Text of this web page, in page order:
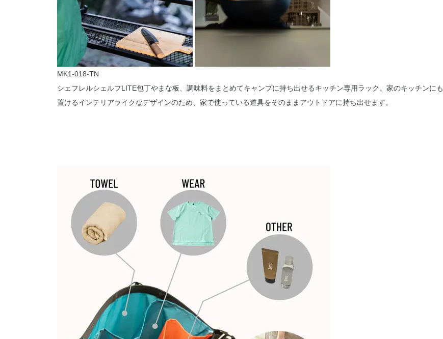
MK1-018-TN
シェフレルシェルフLITE包丁やまな板、調味料をまとめてキャンプに持ち出せるキッチン専用ラック。家のキッチンにも
置けるインテリアライクなデザインのため、家で使っている道具をそのままアウトドアに持ち出せます。